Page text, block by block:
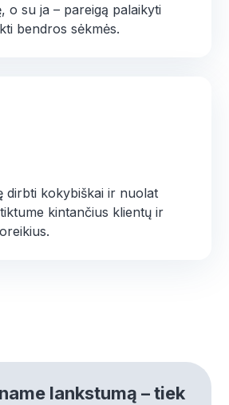
o su ja – pareigą palaikyti
bendros sėkmės.
dirbti kokybiškai ir nuolat
kintančius klientų ir
lankstumą – tiek